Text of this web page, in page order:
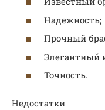
Надежность;
Прочный
Элегантный
Точность.
Недостатки